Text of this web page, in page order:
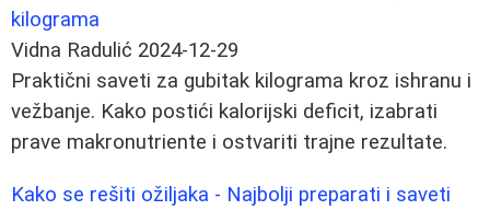
kilograma
Vidna Radulić 2024-12-29
Praktični saveti za gubitak kilograma kroz ishranu i
vežbanje. Kako postići kalorijski deficit, izabrati
prave makronutriente i ostvariti trajne rezultate.
Kako se rešiti ožiljaka - Najbolji preparati i saveti